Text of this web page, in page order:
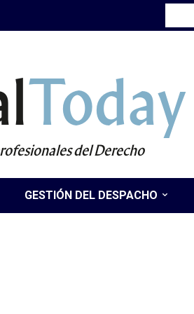
Today
del Derecho
GESTIÓN DEL DESPACHO